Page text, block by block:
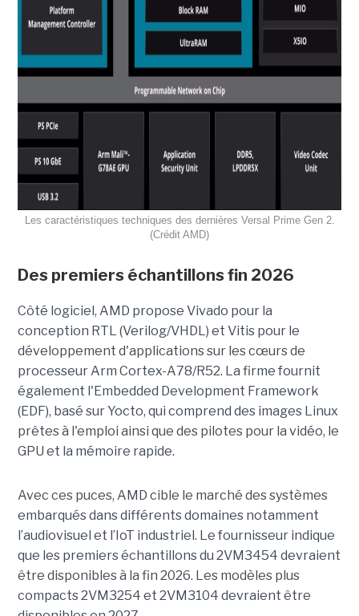
Les caractéristiques techniques des dernières Versal Prime Gen 2.
(Crédit AMD)
Des premiers échantillons fin 2026
Côté logiciel, AMD propose Vivado pour la
conception RTL (Verilog/VHDL) et Vitis pour le
développement d'applications sur les cœurs de
processeur Arm Cortex-A78/R52. La firme fournit
également l'Embedded Development Framework
(EDF), basé sur Yocto, qui comprend des images Linux
prêtes à l'emploi ainsi que des pilotes pour la vidéo, le
GPU et la mémoire rapide.
Avec ces puces, AMD cible le marché des systèmes
embarqués dans différents domaines notamment
l’audiovisuel et l’IoT industriel. Le fournisseur indique
que les premiers échantillons du 2VM3454 devraient
être disponibles à la fin 2026. Les modèles plus
compacts 2VM3254 et 2VM3104 devraient être